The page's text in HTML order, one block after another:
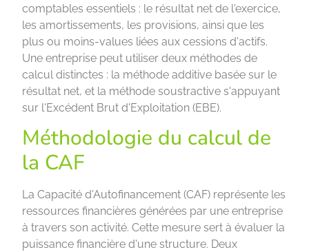
comptables essentiels : le résultat net de l'exercice,
les amortissements, les provisions, ainsi que les
plus ou moins-values liées aux cessions d'actifs.
Une entreprise peut utiliser deux méthodes de
calcul distinctes : la méthode additive basée sur le
résultat net, et la méthode soustractive s'appuyant
sur l'Excédent Brut d'Exploitation (EBE).
Méthodologie du calcul de
la CAF
La Capacité d'Autofinancement (CAF) représente les
ressources financières générées par une entreprise
à travers son activité. Cette mesure sert à évaluer la
puissance financière d'une structure. Deux